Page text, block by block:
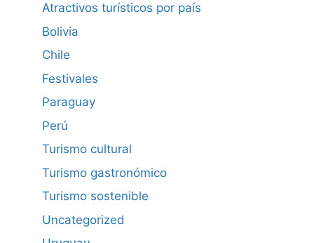
Atractivos turísticos por país
Bolivia
Chile
Festivales
Paraguay
Perú
Turismo cultural
Turismo gastronómico
Turismo sostenible
Uncategorized